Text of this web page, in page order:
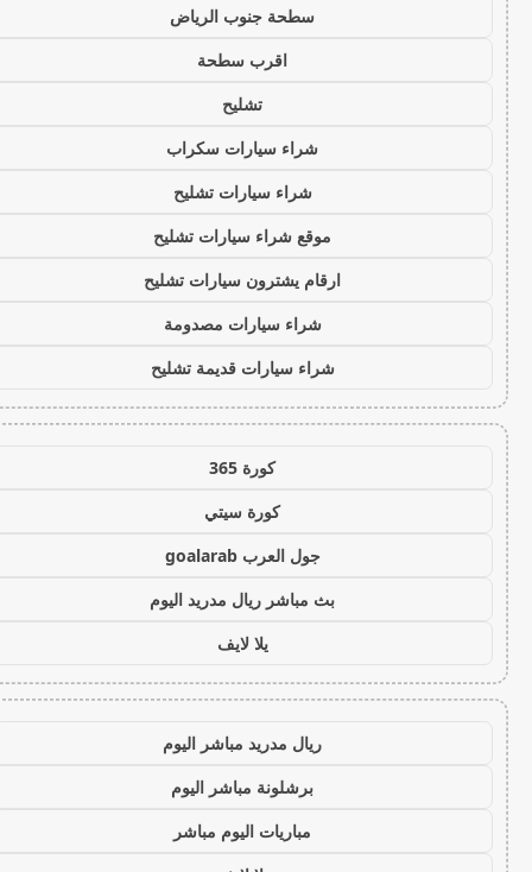
سطحة جنوب الرياض
اقرب سطحة
تشليح
شراء سيارات سكراب
شراء سيارات تشليح
موقع شراء سيارات تشليح
ارقام يشترون سيارات تشليح
شراء سيارات مصدومة
شراء سيارات قديمة تشليح
كورة 365
كورة سيتي
جول العرب goalarab
بث مباشر ريال مدريد اليوم
يلا لايف
ريال مدريد مباشر اليوم
برشلونة مباشر اليوم
مباريات اليوم مباشر